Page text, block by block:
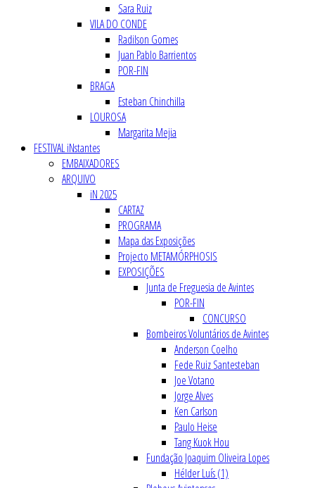
Sara Ruiz
VILA DO CONDE
Radilson Gomes
Juan Pablo Barrientos
POR-FIN
BRAGA
Esteban Chinchilla
LOUROSA
Margarita Mejia
FESTIVAL iNstantes
EMBAIXADORES
ARQUIVO
iN 2025
CARTAZ
PROGRAMA
Mapa das Exposições
Projecto METAMÓRPHOSIS
EXPOSIÇÕES
Junta de Freguesia de Avintes
POR-FIN
CONCURSO
Bombeiros Voluntários de Avintes
Anderson Coelho
Fede Ruiz Santesteban
Joe Votano
Jorge Alves
Ken Carlson
Paulo Heise
Tang Kuok Hou
Fundação Joaquim Oliveira Lopes
Hélder Luís (1)